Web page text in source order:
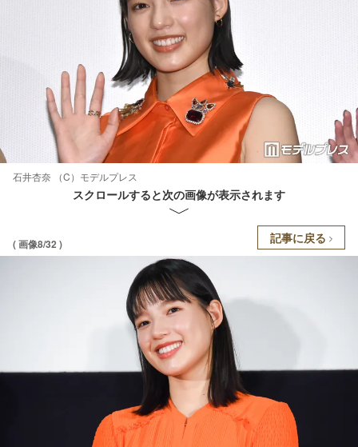
石井杏奈 （C）モデルプレス
スクロールすると次の画像が表示されます
( 画像8/32 ) 記事に戻る